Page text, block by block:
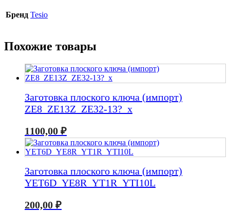
Бренд Tesio
Похожие товары
Заготовка плоского ключа (импорт)
ZE8_ZE13Z_ZE32-13?_x
1100,00 ₽
Заготовка плоского ключа (импорт)
YET6D_YE8R_YT1R_YTI10L
200,00 ₽